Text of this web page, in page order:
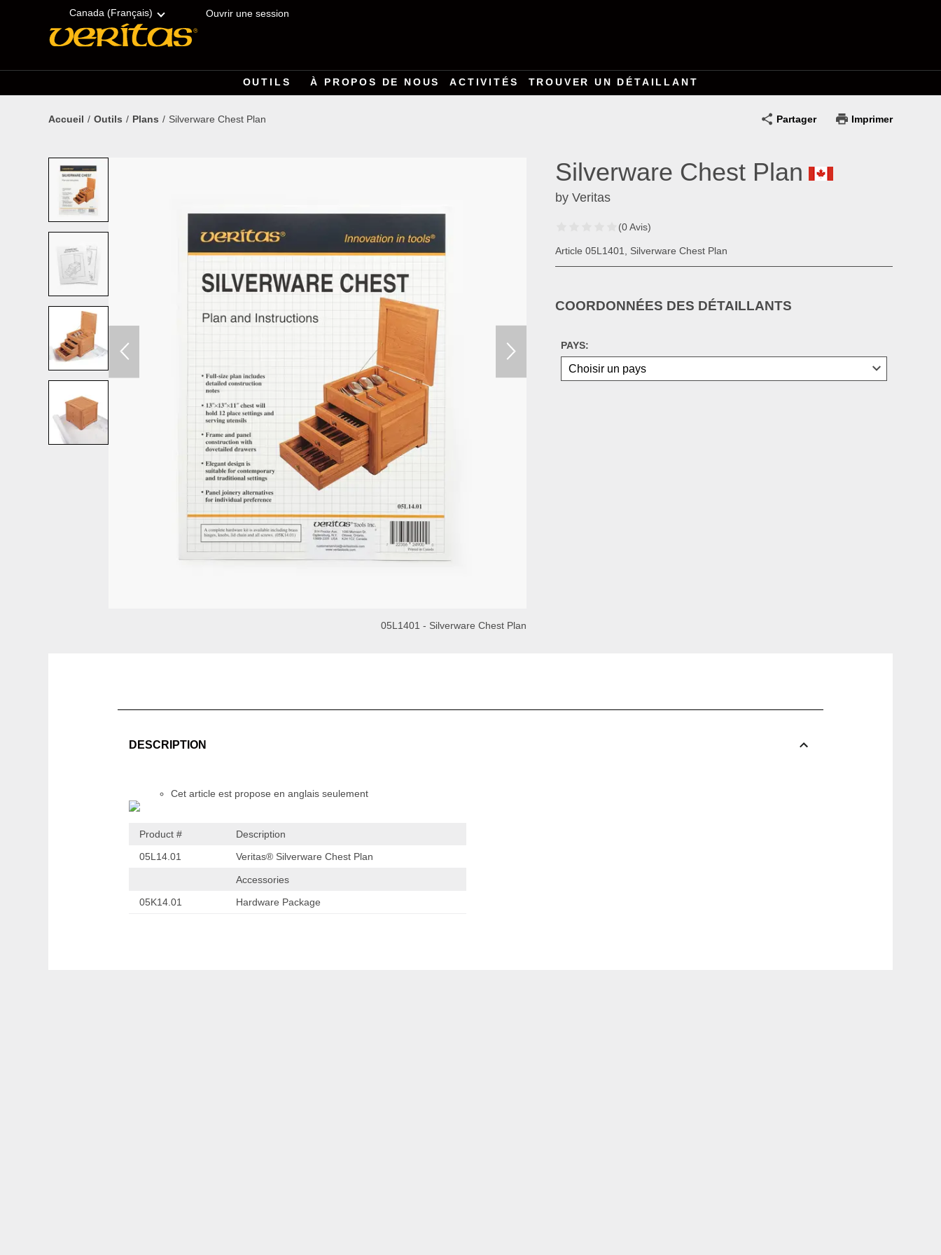
OUTILS À PROPOS DE NOUS ACTIVITÉS TROUVER UN DÉTAILLANT
Canada (Français) Ouvrir une session
Accueil Outils Plans Silverware Chest Plan Partager Imprimer
05L1401 - Silverware Chest Plan
Silverware Chest Plan
by Veritas
(0 Avis)
Article 05L1401, Silverware Chest Plan
COORDONNÉES DES DÉTAILLANTS
PAYS:
DESCRIPTION
Cet article est propose en anglais seulement
Product #
Description
05L14.01
Veritas® Silverware Chest Plan
Accessories
05K14.01
Hardware Package